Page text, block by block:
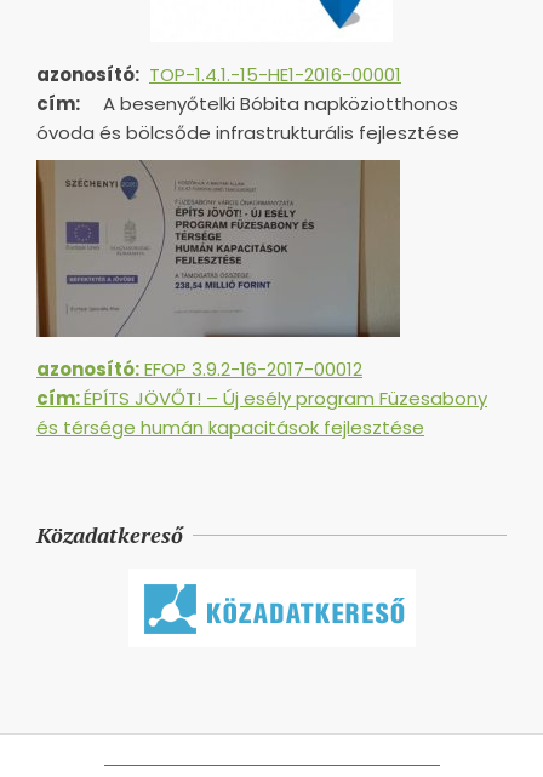
azonosító: TOP-1.4.1.-15-HE1-2016-00001
cím:
A besenyőtelki Bóbita napköziotthonos
óvoda és bölcsőde infrastrukturális fejlesztése
azonosító:EFOP 3.9.2-16-2017-00012
cím:ÉPÍTS JÖVŐT! – Új esély program Füzesabony
és térsége humán kapacitások fejlesztése
Közadatkereső